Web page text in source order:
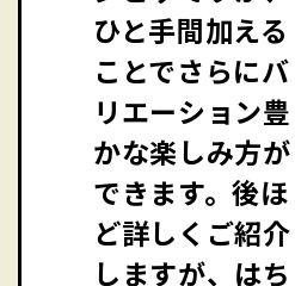
ひと手間加える
ことでさらにバ
リエーション豊
かな楽しみ方が
できます。後ほ
ど詳しくご紹介
しますが、はち